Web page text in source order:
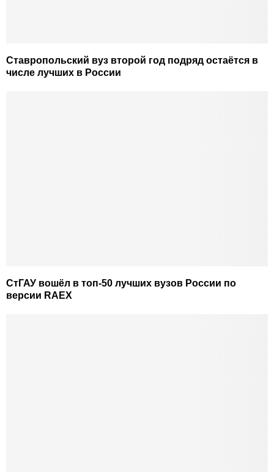
Ставропольский вуз второй год подряд остаётся в
числе лучших в России
СтГАУ вошёл в топ-50 лучших вузов России по
версии RAEX